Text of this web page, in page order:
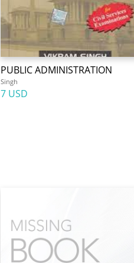
PUBLIC ADMINISTRATION
Singh
7 USD